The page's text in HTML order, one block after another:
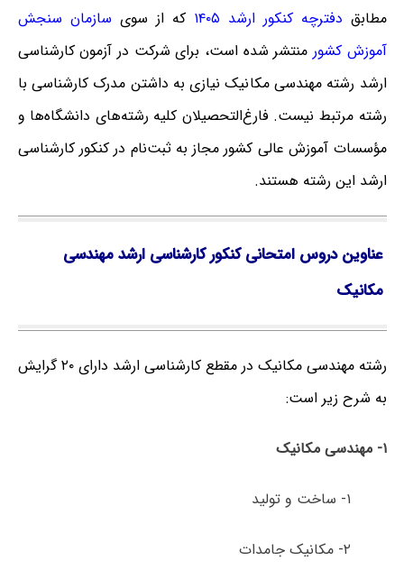
مطابق دفترچه کنکور ارشد ۱۴۰۵ که از سوی سازمان سنجش
آموزش کشور منتشر شده است، برای شرکت در آزمون کارشناسی
ارشد رشته مهندسی مکانیک نیازی به داشتن مدرک کارشناسی با
رشته مرتبط نیست. فارغ‌‌التحصیلان کلیه رشته‌های دانشگاه‌ها و
مؤسسات آموزش عالی کشور مجاز به ثبت‌نام در کنکور کارشناسی
ارشد این رشته هستند.
عناوین دروس امتحانی کنکور کارشناسی ارشد مهندسی
مکانیک
رشته مهندسی مکانیک در مقطع کارشناسی ارشد دارای ۲۰ گرایش
به شرح زیر است:
۱- مهندسی مکانیک
۱- ساخت و تولید
۲- مکانیک جامدات